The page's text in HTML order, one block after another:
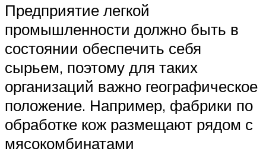
Предприятие легкой
промышленности должно быть в
состоянии обеспечить себя
сырьем, поэтому для таких
организаций важно географическое
положение. Например, фабрики по
обработке кож размещают рядом с
мясокомбинатами